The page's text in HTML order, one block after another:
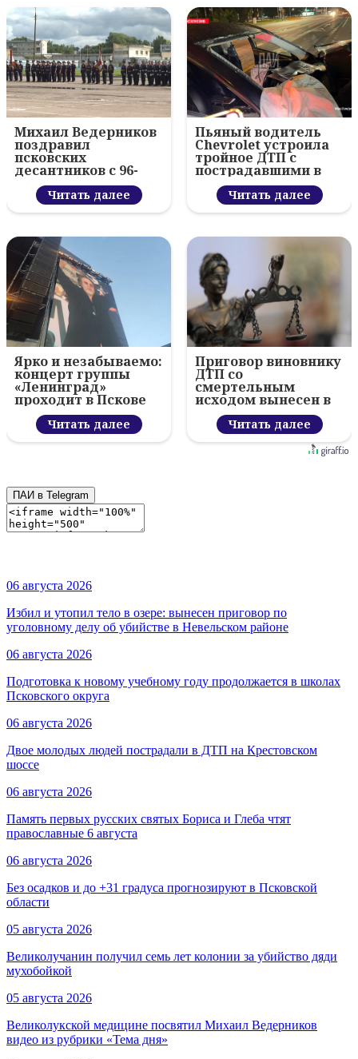
Михаил Ведерников
поздравил
псковских
десантников с 96-
летием ВДВ и
вручил награды
Читать далее
Пьяный водитель
Chevrolet устроила
тройное ДТП с
пострадавшими в
Пскове
Читать далее
Ярко и незабываемо:
концерт группы
«Ленинград»
проходит в Пскове
Читать далее
Приговор виновнику
ДТП со
смертельным
исходом вынесен в
Гдовском районе
Читать далее
ПАИ в Telegram
06 августа 2026
Избил и утопил тело в озере: вынесен приговор по
уголовному делу об убийстве в Невельском районе
06 августа 2026
Подготовка к новому учебному году продолжается в школах
Псковского округа
06 августа 2026
Двое молодых людей пострадали в ДТП на Крестовском
шоссе
06 августа 2026
Память первых русских святых Бориса и Глеба чтят
православные 6 августа
06 августа 2026
Без осадков и до +31 градуса прогнозируют в Псковской
области
05 августа 2026
Великолучанин получил семь лет колонии за убийство дяди
мухобойкой
05 августа 2026
Великолукской медицине посвятил Михаил Ведерников
видео из рубрики «Тема дня»